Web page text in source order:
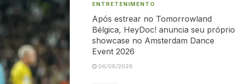
ENTRETENIMENTO
Após estrear no Tomorrowland
Bélgica, HeyDoc! anuncia seu próprio
showcase no Amsterdam Dance
Event 2026
06/08/2026